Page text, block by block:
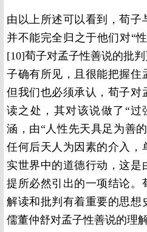
由以上所述可以看到，荀子
并不能完全归之于他们对“
[10]荀子对孟子性善说的批
子确有所见，且很能把握住
但我们也必须承认，荀子对
读之处，其对该说做了“过
涵，由“人性先天具足为善
任何后天人为因素的介入，
实世界中的道德行动，这是
提所必然引出的一项结论。
解读和批判有着重要的思想
儒董仲舒对孟子性善说的理